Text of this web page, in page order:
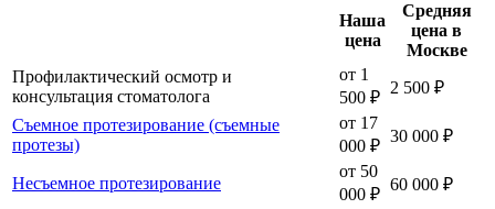
Наша
цена
Средняя
цена в
Москве
Профилактический осмотр и
консультация стоматолога
от 1
500 ₽
2 500 ₽
Съемное протезирование (съемные
протезы)
от 17
000 ₽
30 000 ₽
Несъемное протезирование
от 50
000 ₽
60 000 ₽